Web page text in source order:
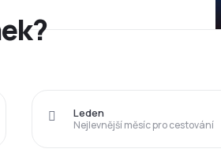
Nejlevnější měsíc pro cestování
Leden